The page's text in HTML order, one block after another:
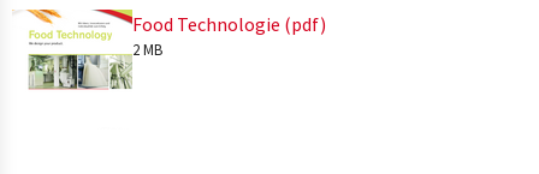
Food Technologie (pdf)
2 MB